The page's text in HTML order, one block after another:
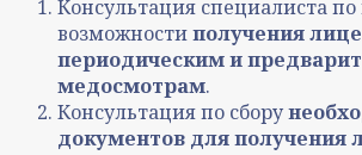
Консультация специалиста по
возможностиполучения
периодическим и
медосмотрам.
Консультация по сбору
документов для получения